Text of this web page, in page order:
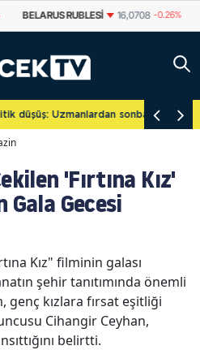
BELARUS RUBLESI 16,0708 -0.26%
düşüş: Uzmanlardan sonbahar öncesi
'Fırtına Kız'
Gecesi
Kız" filminin galası
şehir tanıtımında önemli
genç kızlara fırsat eşitliği
Cihangir Ceyhan,
belirtti.